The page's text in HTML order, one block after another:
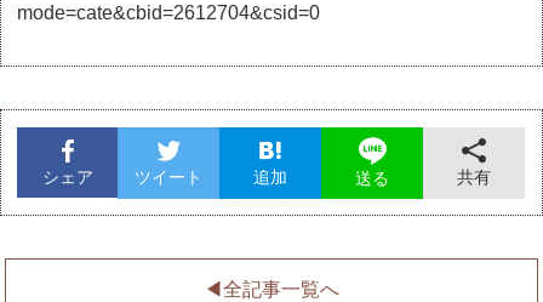
mode=cate&cbid=2612704&csid=0
シェア ツイート 追加 送る 共有
◀︎全記事一覧へ